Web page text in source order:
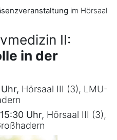
im Hörsaal
II:
in der
Hörsaal III (3), LMU-
Uhr, Hörsaal III (3),